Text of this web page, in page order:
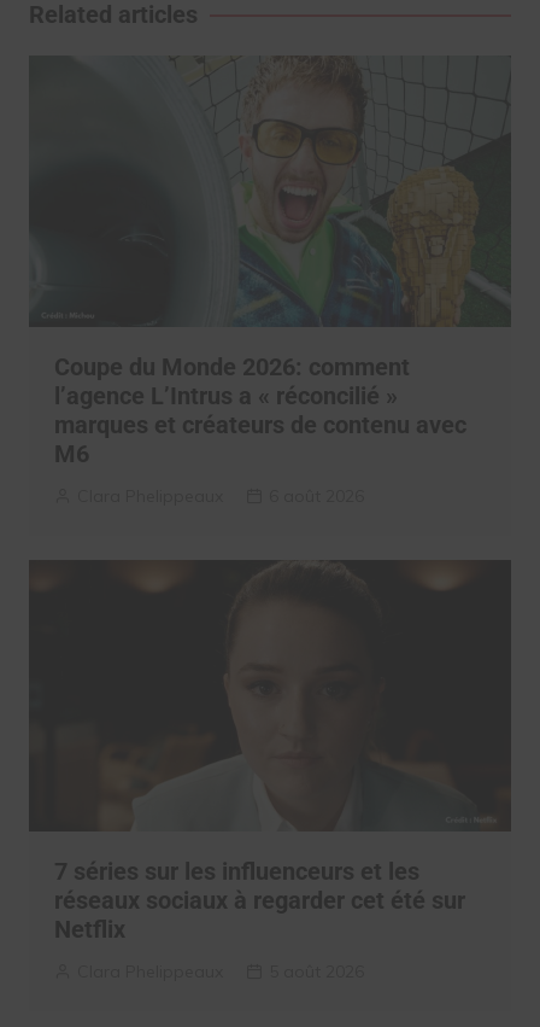
Related articles
Coupe du Monde 2026: comment
l’agence L’Intrus a « réconcilié »
marques et créateurs de contenu avec
M6
7 séries sur les influenceurs et les
réseaux sociaux à regarder cet été sur
Netflix